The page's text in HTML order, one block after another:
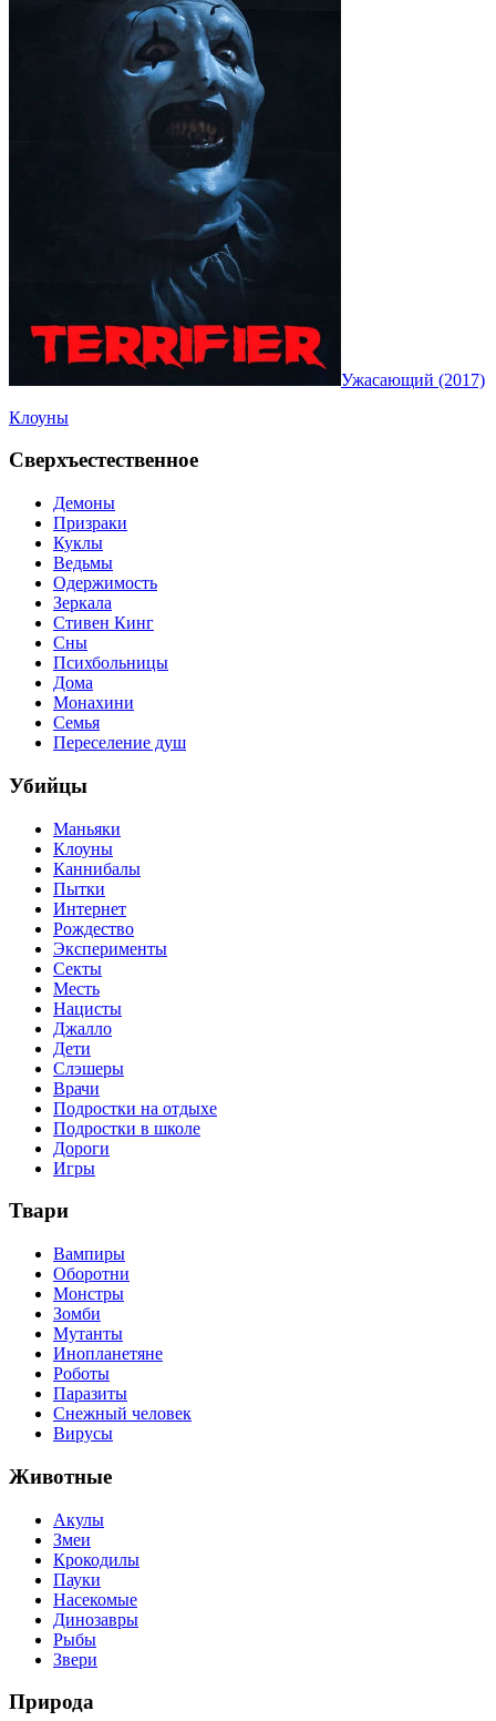
Ужасающий (2017)
Клоуны
Сверхъестественное
Демоны
Призраки
Куклы
Ведьмы
Одержимость
Зеркала
Стивен Кинг
Сны
Психбольницы
Дома
Монахини
Семья
Переселение душ
Убийцы
Маньяки
Клоуны
Каннибалы
Пытки
Интернет
Рождество
Эксперименты
Секты
Месть
Нацисты
Джалло
Дети
Слэшеры
Врачи
Подростки на отдыхе
Подростки в школе
Дороги
Игры
Твари
Вампиры
Оборотни
Монстры
Зомби
Мутанты
Инопланетяне
Роботы
Паразиты
Снежный человек
Вирусы
Животные
Акулы
Змеи
Крокодилы
Пауки
Насекомые
Динозавры
Рыбы
Звери
Природа